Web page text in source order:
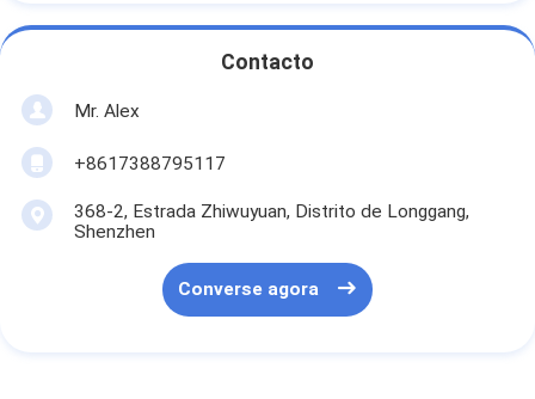
Contacto
Mr. Alex
+8617388795117
368-2, Estrada Zhiwuyuan, Distrito de Longgang,
Shenzhen
Converse agora